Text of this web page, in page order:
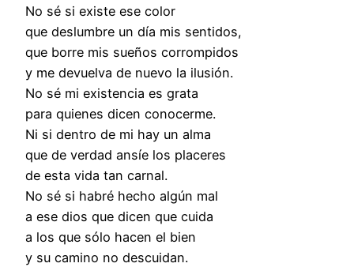
No sé si existe ese color
que deslumbre un día mis sentidos,
que borre mis sueños corrompidos
y me devuelva de nuevo la ilusión.
No sé mi existencia es grata
para quienes dicen conocerme.
Ni si dentro de mi hay un alma
que de verdad ansíe los placeres
de esta vida tan carnal.
No sé si habré hecho algún mal
a ese dios que dicen que cuida
a los que sólo hacen el bien
y su camino no descuidan.